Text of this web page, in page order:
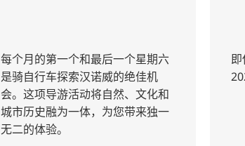
每个月的第一个和最后一个星期六
是骑自行车探索汉诺威的绝佳机
会。这项导游活动将自然、文化和
城市历史融为一体，为您带来独一
无二的体验。